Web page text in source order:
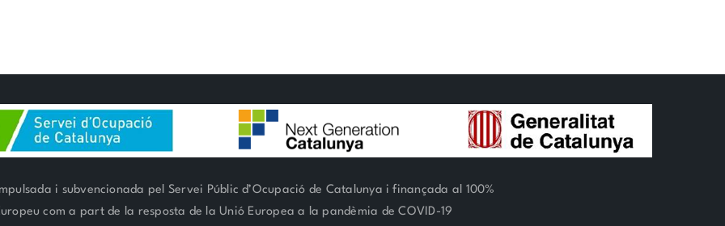
i subvencionada pel Servei Públic d’Ocupació de Catalunya i finançada al 100%
com a part de la resposta de la Unió Europea a la pandèmia de COVID-19